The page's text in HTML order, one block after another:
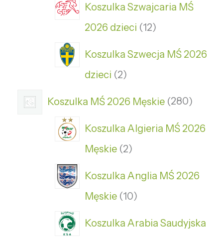
Koszulka Szwajcaria MŚ
2026 dzieci 12
Koszulka Szwecja MŚ 2026
dzieci 2
Koszulka MŚ 2026 Męskie 280
Koszulka Algieria MŚ 2026
Męskie 2
Koszulka Anglia MŚ 2026
Męskie 10
Koszulka Arabia Saudyjska